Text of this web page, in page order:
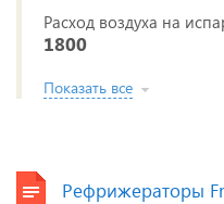
Расход воздуха на
1800
Показать все
Рефрижераторы